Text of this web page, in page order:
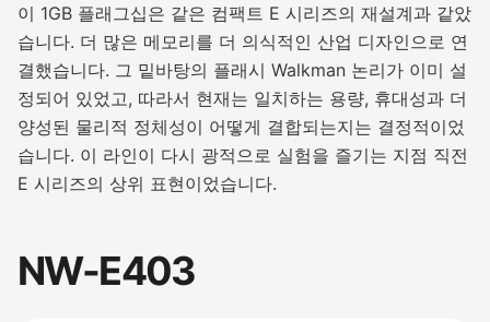
이 1GB 플래그십은 같은 컴팩트 E 시리즈의 재설계과 같았
습니다. 더 많은 메모리를 더 의식적인 산업 디자인으로 연
결했습니다. 그 밑바탕의 플래시 Walkman 논리가 이미 설
정되어 있었고, 따라서 현재는 일치하는 용량, 휴대성과 더
양성된 물리적 정체성이 어떻게 결합되는지는 결정적이었
습니다. 이 라인이 다시 광적으로 실험을 즐기는 지점 직전
E 시리즈의 상위 표현이었습니다.
NW-E403